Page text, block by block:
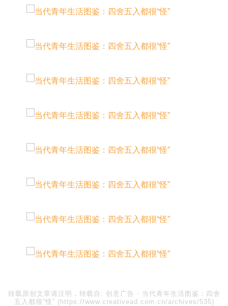
转载原创文章请注明，转载自: 创意广告 - 当代青年生活图鉴：四舍
五入都很“怪” (https://www.creativead.com.cn/archives/535)